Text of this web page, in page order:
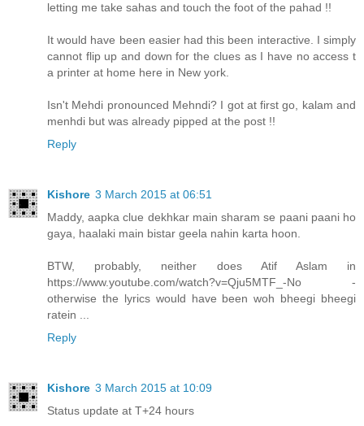
letting me take sahas and touch the foot of the pahad !!
It would have been easier had this been interactive. I simply
cannot flip up and down for the clues as I have no access t
a printer at home here in New york.
Isn't Mehdi pronounced Mehndi? I got at first go, kalam and
menhdi but was already pipped at the post !!
Reply
Kishore 3 March 2015 at 06:51
Maddy, aapka clue dekhkar main sharam se paani paani ho
gaya, haalaki main bistar geela nahin karta hoon.
BTW, probably, neither does Atif Aslam in
https://www.youtube.com/watch?v=Qju5MTF_-No -
otherwise the lyrics would have been woh bheegi bheegi
ratein ...
Reply
Kishore 3 March 2015 at 10:09
Status update at T+24 hours